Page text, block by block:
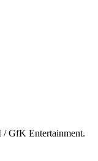
/ GfK Entertainment.